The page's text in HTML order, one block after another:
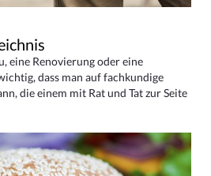
eine Renovierung oder eine
dass man auf fachkundige
die einem mit Rat und Tat zur Seite